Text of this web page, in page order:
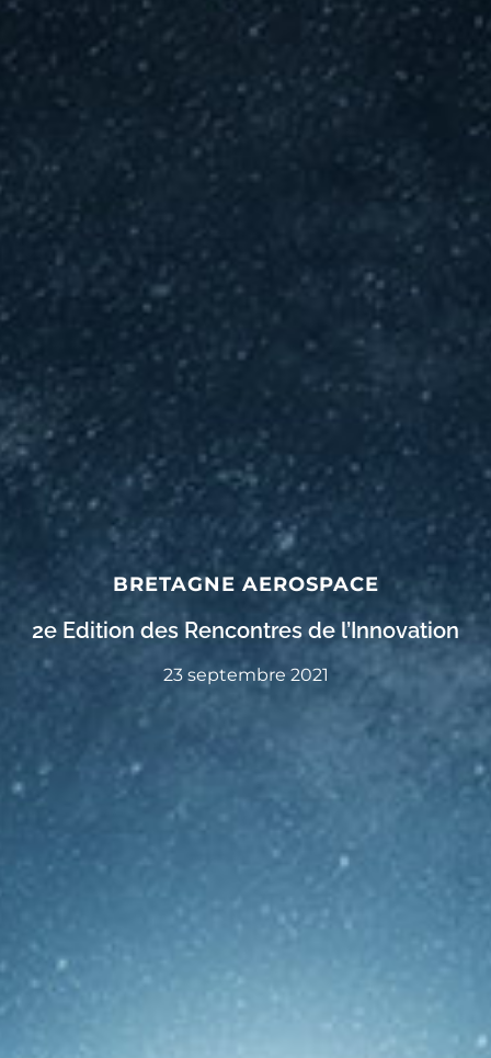
BRETAGNE AEROSPACE
2e Edition des Rencontres de l’Innovation
23 septembre 2021